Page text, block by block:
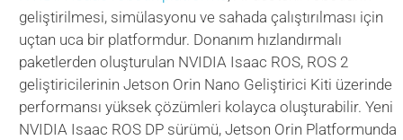
geliştirilmesi, simülasyonu ve sahada çalıştırılması için
uçtan uca bir platformdur. Donanım hızlandırmalı
paketlerden oluşturulan NVIDIA Isaac ROS, ROS 2
geliştiricilerinin Jetson Orin Nano Geliştirici Kiti üzerinde
performansı yüksek çözümleri kolayca oluşturabilir. Yeni
NVIDIA Isaac ROS DP sürümü, Jetson Orin Platformunda